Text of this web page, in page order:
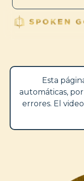
Esta
automáticas,
errores. El